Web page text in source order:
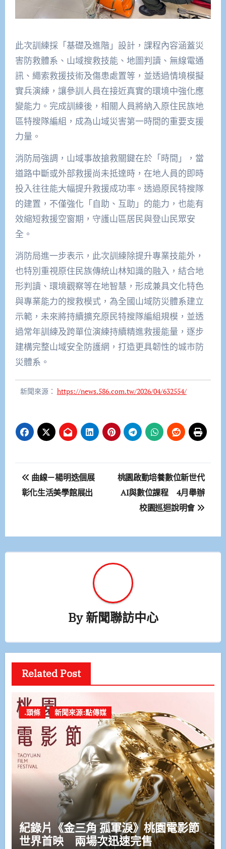
此次訓練採「基礎及進階」設計，課程內容涵蓋災
害防救體系、山域搜救技能、地圖判讀、無線電通
訊、繩索救援技術及傷患處置等，並透過情境模擬
實兵演練，讓參訓人員在接近真實的環境中強化應
變能力。完成訓練後，相關人員將納入原住民族地
區特搜隊編組，成為山域災害第一時間的重要支援
力量。
消防局強調，山域事故搶救關鍵在於「時間」，當
道路中斷或外部救援尚未抵達時，在地人員的即時
投入往往能大幅提升救援成功率。透過原民特搜隊
的建置，不僅強化「自助、互助」的能力，也能有
效縮短救援空窗期，守護山區居民與登山民眾安
全。
消防局進一步表示，此次訓練除提升專業技能外，
也特別重視原住民族傳統山林知識的融入，結合地
形判讀、環境觀察等在地智慧，形成兼具文化特色
與專業能力的搜救模式，為全國山域防災體系建立
示範，未來將持續擴充原民特搜隊編組規模，並透
過常年訓練及跨單位演練持續精進救援能量，逐步
建構完整山域安全防護網，打造更具韌性的城市防
災體系。
新聞來源： https://news.586.com.tw/2026/04/632554/
文
章
覽
曲線－楊明迭個展
彰化生活美學館展出
桃園啟動培養數位新世代
AI與數位課程 4月舉辦
校園巡迴說明會
By新聞聯訪中心
Related Post
.頭條 新聞來源:點傳媒
紀錄片《金三角 孤軍淚》桃園電影節
世界首映 兩場次迅速完售